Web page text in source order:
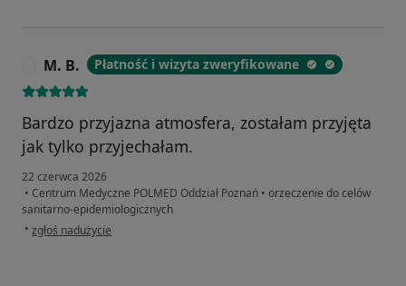
M. B. Płatność i wizyta zweryfikowane
Bardzo przyjazna atmosfera, zostałam przyjęta
jak tylko przyjechałam.
22 czerwca 2026
• Centrum Medyczne POLMED Oddział Poznań • orzeczenie do celów
sanitarno-epidemiologicznych
• w opinii użytkownika M. B.
zgłoś nadużycie